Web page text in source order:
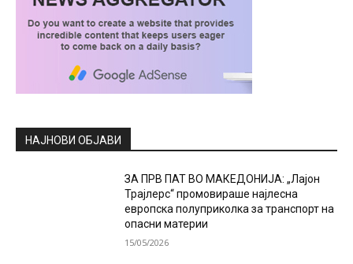
НАЈНОВИ ОБЈАВИ
ЗА ПРВ ПАТ ВО МАКЕДОНИЈА: „Лајон
Трајлерс“ промовираше најлесна
европска полуприколка за транспорт на
опасни материи
15/05/2026